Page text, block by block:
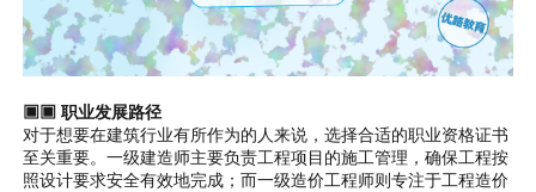
▣▣ 职业发展路径
对于想要在建筑行业有所作为的人来说，选择合适的职业资格证书
至关重要。一级建造师主要负责工程项目的施工管理，确保工程按
照设计要求安全有效地完成；而一级造价工程师则专注于工程造价